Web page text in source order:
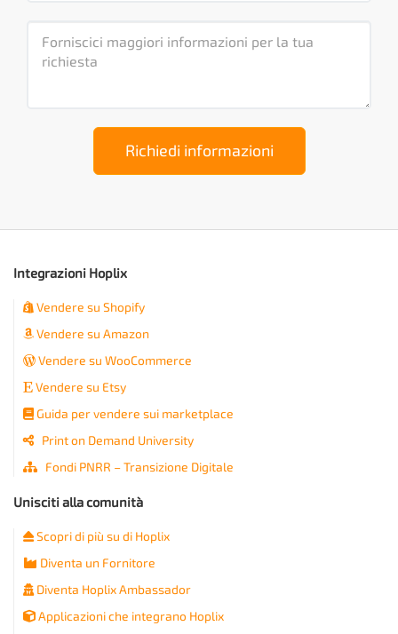
Richiedi informazioni
Integrazioni Hoplix
Vendere su Shopify
Vendere su Amazon
Vendere su WooCommerce
Vendere su Etsy
Guida per vendere sui marketplace
Print on Demand University
Fondi PNRR – Transizione Digitale
Unisciti alla comunità
Scopri di più su di Hoplix
Diventa un Fornitore
Diventa Hoplix Ambassador
Applicazioni che integrano Hoplix